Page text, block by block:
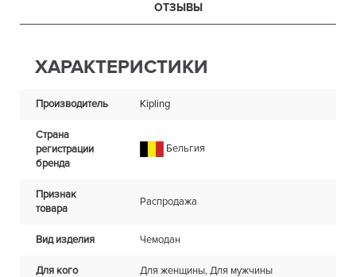
ОТЗЫВЫ
ХАРАКТЕРИСТИКИ
Производитель Kipling
Страна
регистрации
бренда
Бельгия
Признак
товара
Распродажа
Вид изделия Чемодан
Для кого Для женщины, Для мужчины